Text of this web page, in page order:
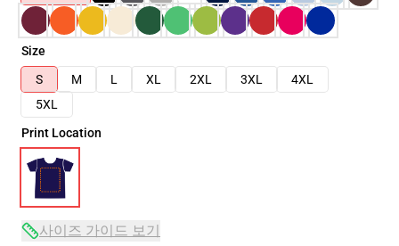
Size
S
M L XL 2XL 3XL
4XL
5XL
Print Location
사이즈 가이드 보기